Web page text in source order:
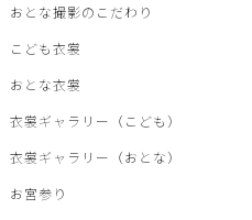
おとな撮影のこだわり
こども衣裳
おとな衣裳
衣裳ギャラリー（こども）
衣裳ギャラリー（おとな）
お宮参り